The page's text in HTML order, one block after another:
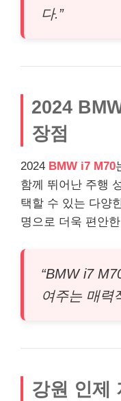
다.”
2024
장점
2024 BMW i7 M70
함께 뛰어난 주행
택할 수 있는 다양
명으로 더욱 편안
“BMW i7
여주는 매력
강원 인제